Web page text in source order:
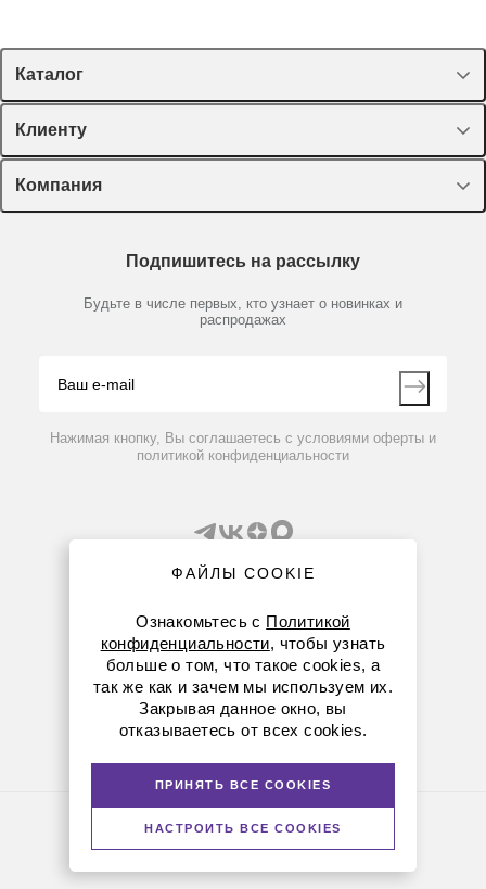
Каталог
Спецпредложения
Оборудование, приборы
Пластик, стекло, принадлежности
Химические реактивы, препараты, наборы
Производители
Клиенту
Лекторий Диаэм
Доставка и оплата
Мобильное приложение
Компания
Партнеры
Контакты
Подпишитесь на рассылку
Будьте в числе первых, кто узнает о новинках и
распродажах
Нажимая кнопку, Вы соглашаетесь с условиями оферты и
политикой конфиденциальности
8 (800) 234-05-08
+7 (843) 210-20-80
kazan@dia-m.ru
420111 ул. Профсоюзная, д.40-42, пом. № 8
© Диаэм, 1988 — 2026. Все права защищены
ФАЙЛЫ COOKIE
Ознакомьтесь с Политикой
конфиденциальности, чтобы узнать
больше о том, что такое cookies, а
так же как и зачем мы используем их.
Закрывая данное окно, вы
отказываетесь от всех cookies.
ПРИНЯТЬ ВСЕ COOKIES
НАСТРОИТЬ ВСЕ COOKIES